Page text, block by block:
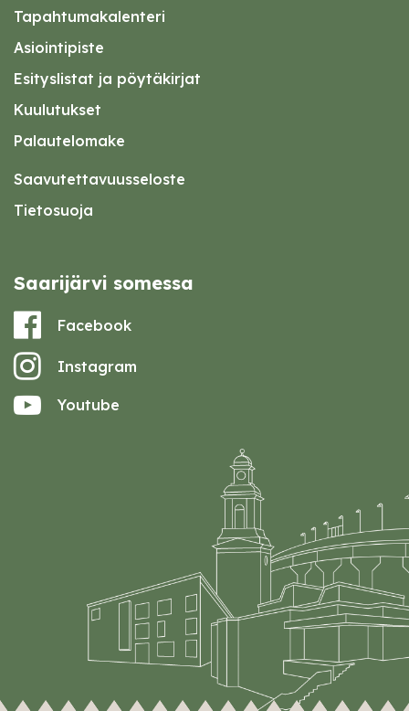
Tapahtumakalenteri
Asiointipiste
Esityslistat ja pöytäkirjat
Kuulutukset
Palautelomake
Saavutettavuusseloste
Tietosuoja
Saarijärvi somessa
Facebook
Instagram
Youtube